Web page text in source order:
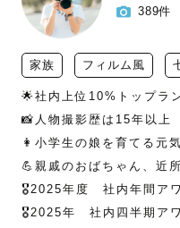
389件
家族 フィルム風
🌟社内上位10%トップラ
📸人物撮影歴は15年以上
👩小学生の娘を育てる元
💪親戚のおばちゃん、近
🎖️2025年度　社内年間ア
🎖️2025年　社内四半期ア